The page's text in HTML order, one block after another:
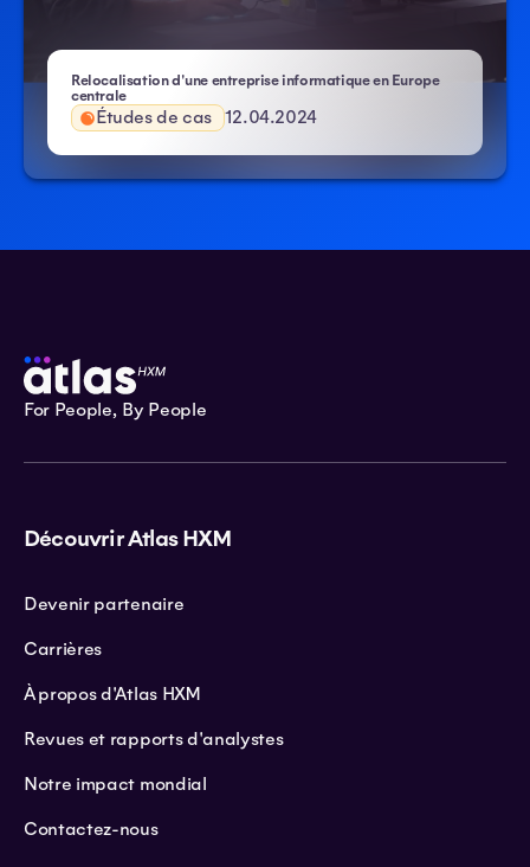
Relocalisation d'une entreprise informatique en Europe
centrale
Études de cas 12.04.2024
For People, By People
Découvrir Atlas HXM
Devenir partenaire
Carrières
À propos d'Atlas HXM
Revues et rapports d'analystes
Notre impact mondial
Contactez-nous